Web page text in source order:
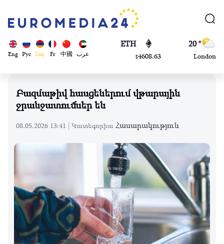
Eng Рус Հայ Fr 中國 عرب
ADA
ETH
$4608.63
20 °
London
23 °
Madrid
Բազմաթիվ հասցեներում վթարային
ջրանջատումներ են
08.05.2026 13:41 | Կատեգորիա Հասարակություն